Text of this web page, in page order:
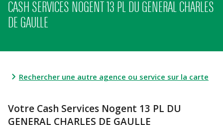
CASH SERVICES NOGENT 13 PL DU GENERAL CHARLES
DE GAULLE
Rechercher une autre agence ou service sur la carte
Votre Cash Services Nogent 13 PL DU
GENERAL CHARLES DE GAULLE